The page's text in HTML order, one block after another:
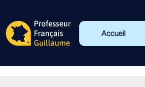
Accueil